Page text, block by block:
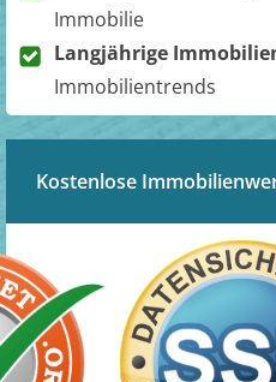
Immobilie
Langjährige
Immobilientrends
Kostenlose